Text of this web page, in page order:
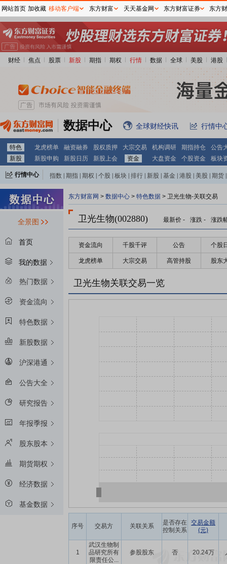
财经 焦点 股票 新股 期指 期权 行情 数据 全球 美股 港股
数据中心 全球财经快讯 行情中
特色 龙虎榜单 融资融券 股权质押 大宗交易 机构调研 期指持仓
公告
新股
新股申购 新股日历 新股上会 资金 大盘资金 个股资金 板块
行情中心 指数 期指 期权 个股 板块 排行 新股 基金 港股 美股 期货
全景图
首页
我的数据
热门数据
资金流向
特色数据
新股数据
沪深港通
公告大全
研究报告
年报季报
股东股本
期货期权
经济数据
基金数据
东方财富网 > 数据中心 > 特色数据 > 卫光生物-关联交易
卫光生物(002880) 最新价 - 涨跌 - 涨跌
资金流向 千股千评 公告 个股
龙虎榜单 大宗交易 高管持股 股东
卫光生物关联交易一览
序号 交易方 关联关系
是否存在
控制关系
交易金额
(元)
1
武汉生物制
品研究所有
限责任公...
参股股东 否 20.24万
网站首页 加收藏 移动客户端 东方财富 天天基金网 东方财富证券 东方